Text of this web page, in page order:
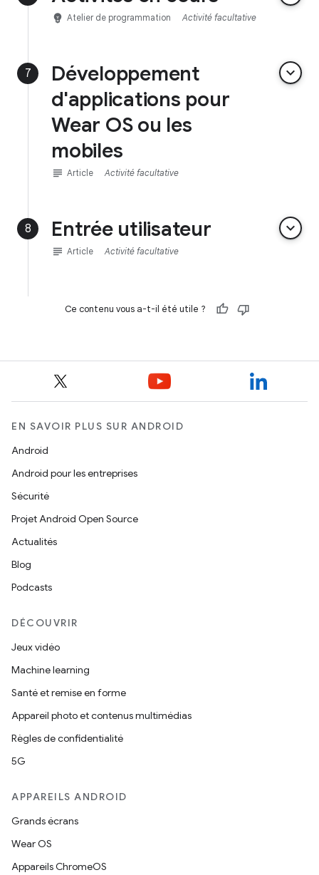
emoji_objects Atelier de programmation Activité facultative
7
Développement
d'applications pour
Wear OS ou les
mobiles
keyboard_arrow_down
subject Article Activité facultative
8 Entrée utilisateur keyboard_arrow_down
subject Article Activité facultative
Ce contenu vous a-t-il été utile ?
EN SAVOIR PLUS SUR ANDROID
Android
Android pour les entreprises
Sécurité
Projet Android Open Source
Actualités
Blog
Podcasts
DÉCOUVRIR
Jeux vidéo
Machine learning
Santé et remise en forme
Appareil photo et contenus multimédias
Règles de confidentialité
5G
APPAREILS ANDROID
Grands écrans
Wear OS
Appareils ChromeOS